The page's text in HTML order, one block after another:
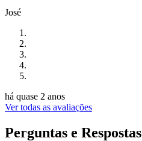
José
há quase 2 anos
Ver todas as avaliações
Perguntas e Respostas